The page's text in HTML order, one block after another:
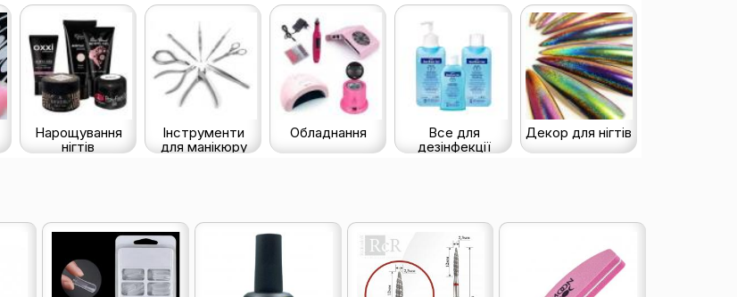
Нарощування
нігтів
Інструменти
для манікюру
Обладнання
Все для
дезінфекції
Декор для нігтів